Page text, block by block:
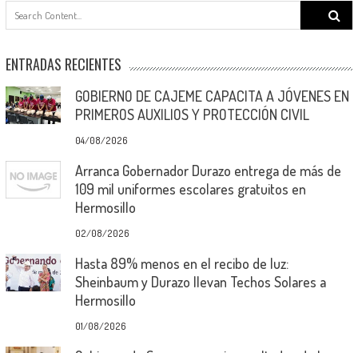
Search
for:
ENTRADAS RECIENTES
GOBIERNO DE CAJEME CAPACITA A JÓVENES EN
PRIMEROS AUXILIOS Y PROTECCIÓN CIVIL
04/08/2026
Arranca Gobernador Durazo entrega de más de
109 mil uniformes escolares gratuitos en
Hermosillo
02/08/2026
Hasta 89% menos en el recibo de luz:
Sheinbaum y Durazo llevan Techos Solares a
Hermosillo
01/08/2026